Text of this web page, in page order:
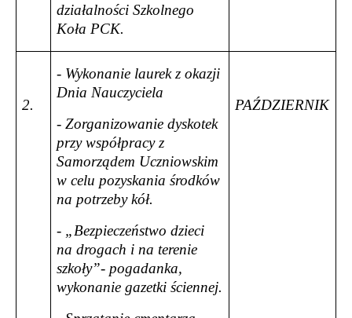
działalności Szkolnego
Koła PCK.
2.
- Wykonanie laurek z okazji
Dnia Nauczyciela
- Zorganizowanie dyskotek
przy współpracy z
Samorządem Uczniowskim
w celu pozyskania środków
na potrzeby kół.
- „Bezpieczeństwo dzieci
na drogach i na terenie
szkoły”- pogadanka,
wykonanie gazetki ściennej.
PAŹDZIERNIK